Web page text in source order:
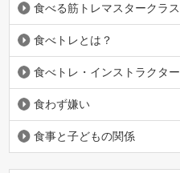
食べる筋トレマスタークラス
食べトレとは？
食べトレ・インストラクター
食わず嫌い
食事と子どもの関係